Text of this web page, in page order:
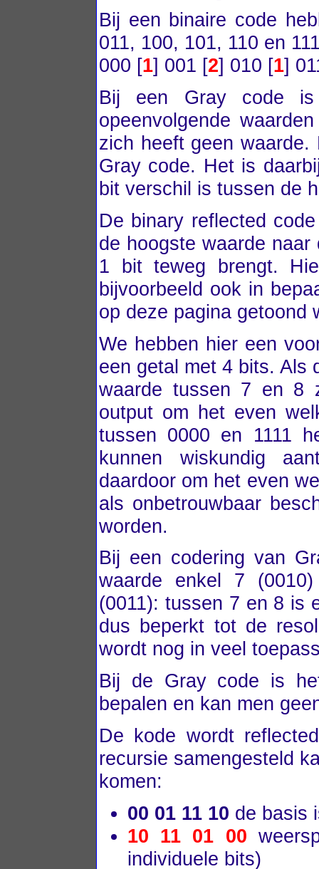
Bij een binaire code
011, 100, 101, 110 en
000 [1] 001 [2] 010 [1]
Bij een Gray code
opeenvolgende
zich heeft geen
Gray code. Het is
bit verschil is tussen de
De binary reflected
de hoogste waarde
1 bit teweg brengt.
bijvoorbeeld ook in
op deze pagina getoond
We hebben hier een
een getal met 4 bits. Als
waarde tussen 7 en 8
output om het even
tussen 0000 en 1111
kunnen wiskundig
daardoor om het even
als onbetrouwbaar
worden.
Bij een codering van
waarde enkel 7
(0011): tussen 7 en 8 is
dus beperkt tot de
wordt nog in veel
Bij de Gray code is
bepalen en kan men
De kode wordt
recursie samengesteld
komen:
00 01 11 10 de basis
10 11 01 00
individuele bits)